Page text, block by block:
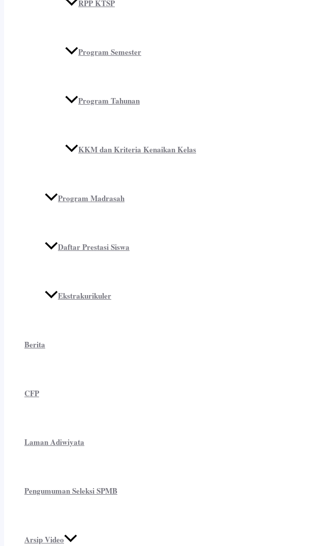
RPP KTSP
Program Semester
Program Tahunan
KKM dan Kriteria Kenaikan Kelas
Program Madrasah
Daftar Prestasi Siswa
Ekstrakurikuler
Berita
CFP
Laman Adiwiyata
Pengumuman Seleksi SPMB
Arsip Video